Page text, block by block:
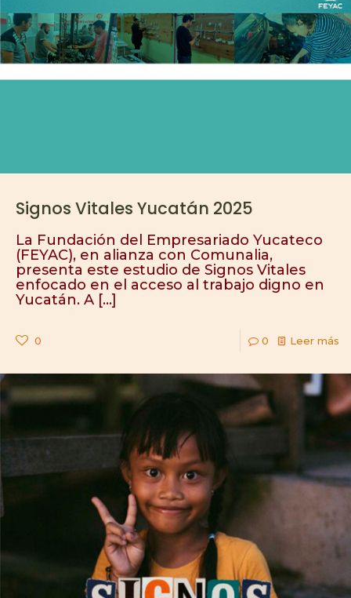
Signos Vitales Yucatán 2025
La Fundación del Empresariado Yucateco
(FEYAC), en alianza con Comunalia,
presenta este estudio de Signos Vitales
enfocado en el acceso al trabajo digno en
Yucatán. A […]
0 0 Leer más